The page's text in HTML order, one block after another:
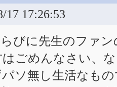
17 17:26:53
びに先生のファ
ごめんなさい、
ソ無し生活なもの